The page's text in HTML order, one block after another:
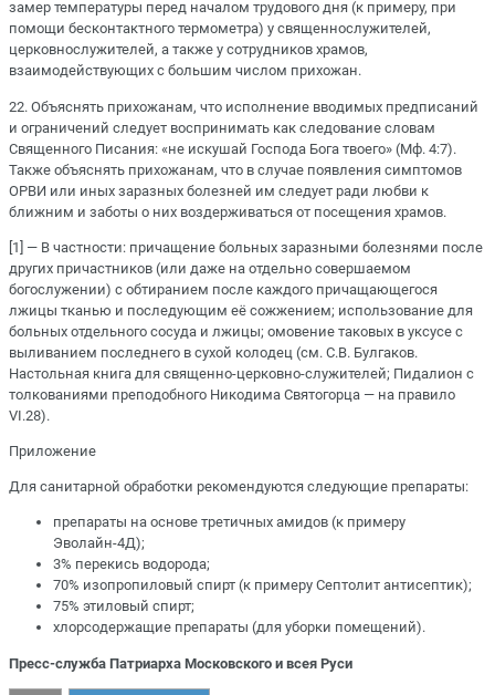
замер температуры перед началом трудового дня (к примеру, при
помощи бесконтактного термометра) у священнослужителей,
церковнослужителей, а также у сотрудников храмов,
взаимодействующих с большим числом прихожан.
22. Объяснять прихожанам, что исполнение вводимых предписаний
и ограничений следует воспринимать как следование словам
Священного Писания: «не искушай Господа Бога твоего» (Мф. 4:7).
Также объяснять прихожанам, что в случае появления симптомов
ОРВИ или иных заразных болезней им следует ради любви к
ближним и заботы о них воздерживаться от посещения храмов.
[1] — В частности: причащение больных заразными болезнями после
других причастников (или даже на отдельно совершаемом
богослужении) с обтиранием после каждого причащающегося
лжицы тканью и последующим её сожжением; использование для
больных отдельного сосуда и лжицы; омовение таковых в уксусе с
выливанием последнего в сухой колодец (см. С.В. Булгаков.
Настольная книга для священно-церковно-служителей; Пидалион с
толкованиями преподобного Никодима Святогорца — на правило
VI.28).
Приложение
Для санитарной обработки рекомендуются следующие препараты:
препараты на основе третичных амидов (к примеру
Эволайн-4Д);
3% перекись водорода;
70% изопропиловый спирт (к примеру Септолит антисептик);
75% этиловый спирт;
хлорсодержащие препараты (для уборки помещений).
Пресс-служба Патриарха Московского и всея Руси